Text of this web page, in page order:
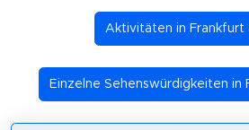
Aktivitäten in Frankfurt
Einzelne Sehenswürdigkeiten in